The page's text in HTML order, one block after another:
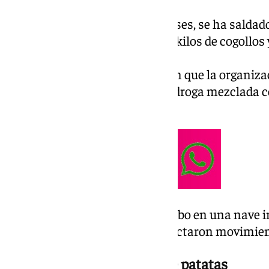
La operación, dividida en dos fases, se ha
y la incautación de más de 200 kilos de
Los investigadores descubrieron que la
ocultación para transportar la droga
El primer operativo se llevó a cabo en una
(Sevilla), donde los agentes detectaron
La droga oculta en bolsas de patatas